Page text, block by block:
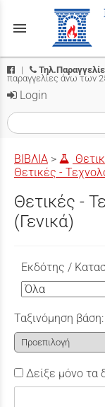
menu
|
παραγγελίες άνω των
Login
ΒΙΒΛΙΑ >
Θετικές -
Θετικές -
(Γενικά)
Εκδότης /
Ταξινόμηση βάση:
Δείξε μόνο τα